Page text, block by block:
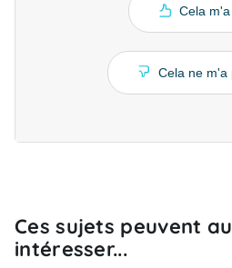
Cela
Cela ne m'a
Ces sujets peuvent
intéresser...